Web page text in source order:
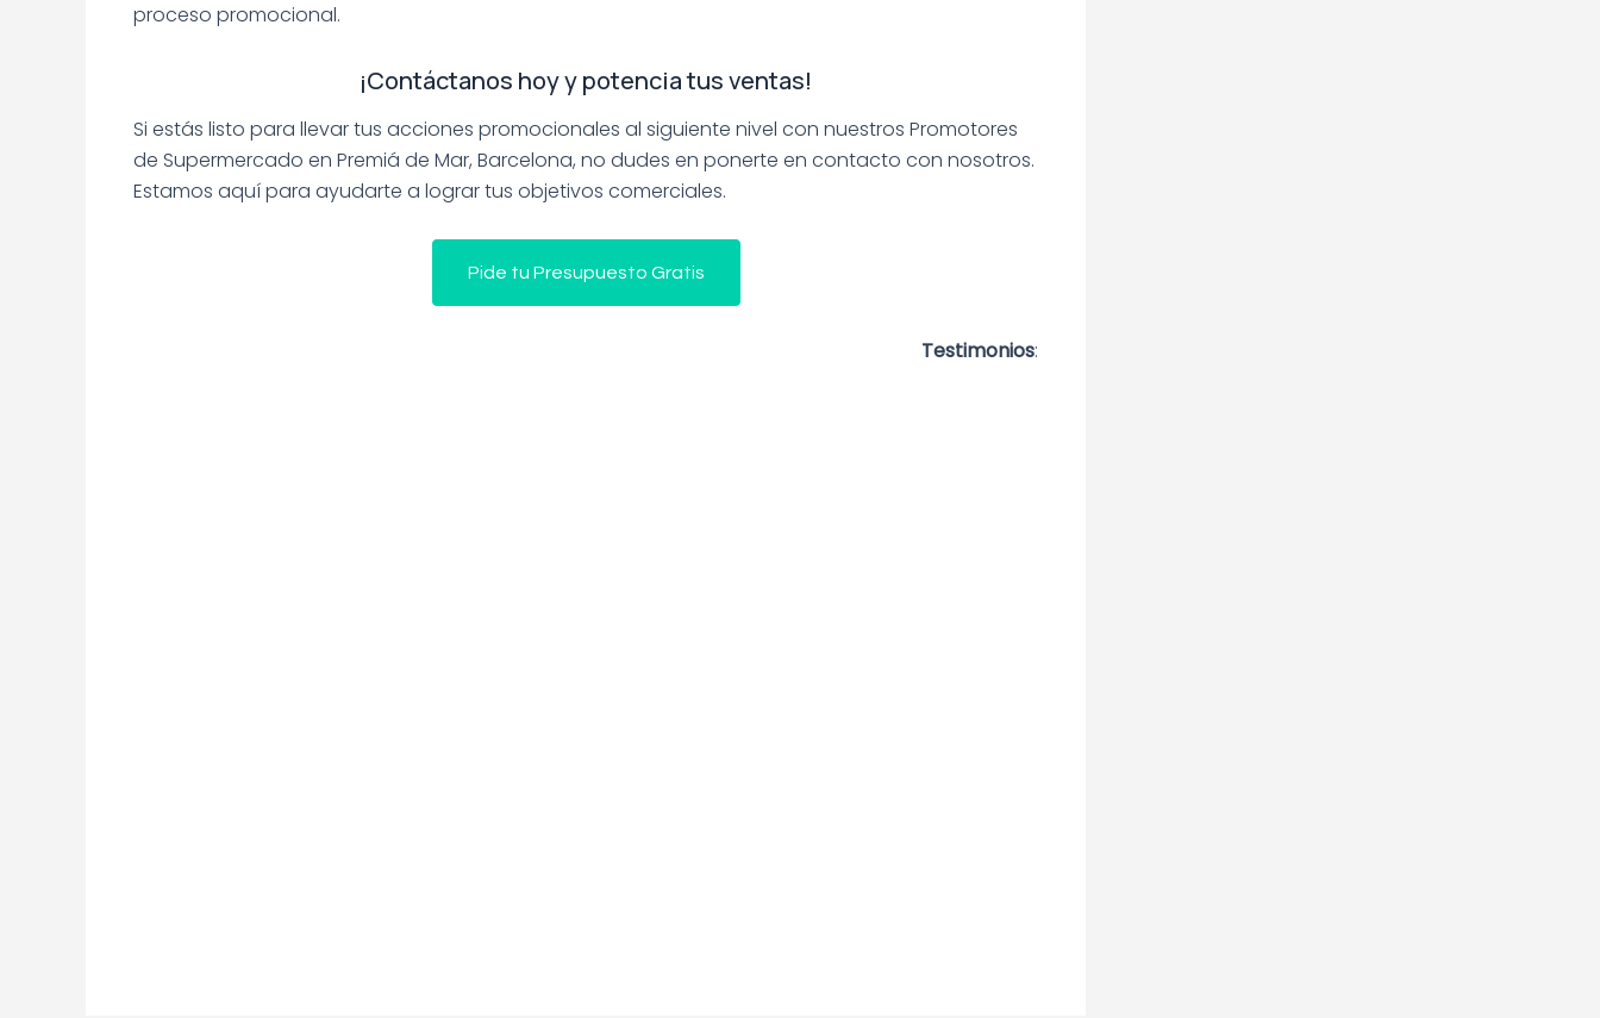
proceso promocional.
¡Contáctanos hoy y potencia tus ventas!
Si estás listo para llevar tus acciones promocionales al siguiente nivel con nuestros Promotores
de Supermercado en Premiá de Mar, Barcelona, no dudes en ponerte en contacto con nosotros.
Estamos aquí para ayudarte a lograr tus objetivos comerciales.
Pide tu Presupuesto Gratis
Testimonios: